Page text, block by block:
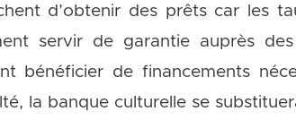
d’obtenir des prêts car les
servir de garantie auprès
bénéficier de financements
la banque culturelle se